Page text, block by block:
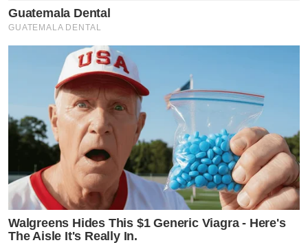
Guatemala Dental
GUATEMALA DENTAL
Walgreens Hides This $1 Generic Viagra - Here's
The Aisle It's Really In.